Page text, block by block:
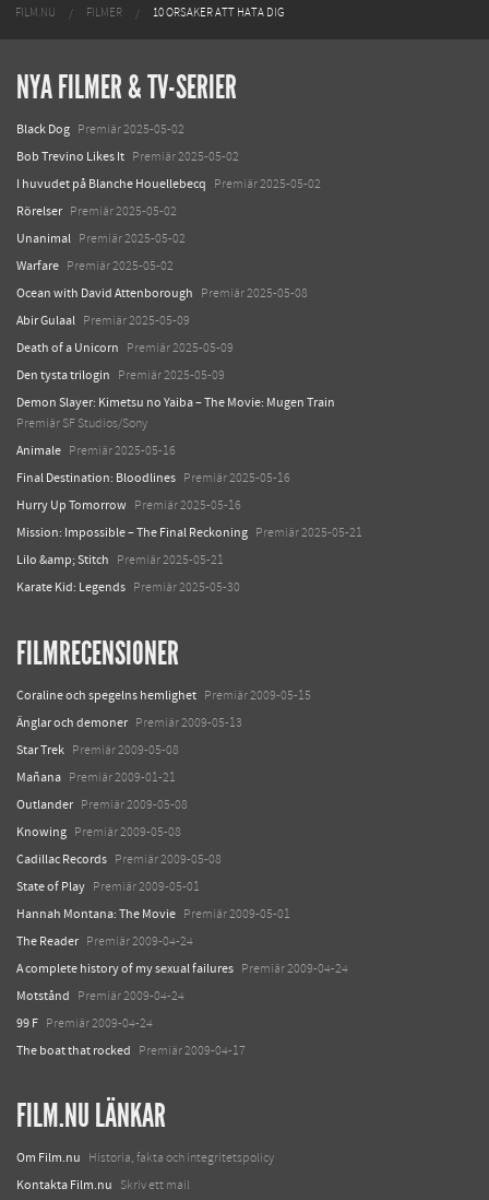
FILM.NU FILMER 10 ORSAKER ATT HATA DIG
NYA FILMER & TV-SERIER
Black Dog Premiär 2025-05-02
Bob Trevino Likes It Premiär 2025-05-02
I huvudet på Blanche Houellebecq Premiär 2025-05-02
Rörelser Premiär 2025-05-02
Unanimal Premiär 2025-05-02
Warfare Premiär 2025-05-02
Ocean with David Attenborough Premiär 2025-05-08
Abir Gulaal Premiär 2025-05-09
Death of a Unicorn Premiär 2025-05-09
Den tysta trilogin Premiär 2025-05-09
Demon Slayer: Kimetsu no Yaiba – The Movie: Mugen Train
Premiär SF Studios/Sony
Animale Premiär 2025-05-16
Final Destination: Bloodlines Premiär 2025-05-16
Hurry Up Tomorrow Premiär 2025-05-16
Mission: Impossible – The Final Reckoning Premiär 2025-05-21
Lilo &amp; Stitch Premiär 2025-05-21
Karate Kid: Legends Premiär 2025-05-30
FILMRECENSIONER
Coraline och spegelns hemlighet Premiär 2009-05-15
Änglar och demoner Premiär 2009-05-13
Star Trek Premiär 2009-05-08
Mañana Premiär 2009-01-21
Outlander Premiär 2009-05-08
Knowing Premiär 2009-05-08
Cadillac Records Premiär 2009-05-08
State of Play Premiär 2009-05-01
Hannah Montana: The Movie Premiär 2009-05-01
The Reader Premiär 2009-04-24
A complete history of my sexual failures Premiär 2009-04-24
Motstånd Premiär 2009-04-24
99 F Premiär 2009-04-24
The boat that rocked Premiär 2009-04-17
FILM.NU LÄNKAR
Om Film.nu Historia, fakta och integritetspolicy
Kontakta Film.nu Skriv ett mail